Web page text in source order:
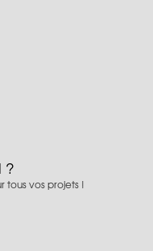
?
tous vos projets !